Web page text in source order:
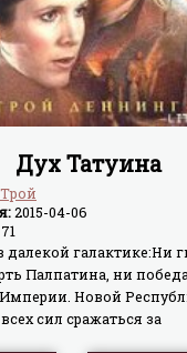
Дух Татуина
2015-04-06
71
галактике:Ни
Палпатина, ни
Новой
сил сражаться за